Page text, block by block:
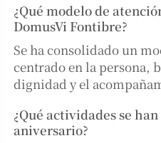
¿Qué modelo de
DomusVi Fontibre?
Se ha consolidado un
centrado en la persona,
dignidad y el
¿Qué actividades se
aniversario?